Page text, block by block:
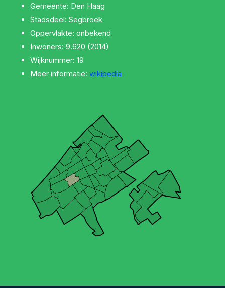
Gemeente: Den Haag
Stadsdeel: Segbroek
Oppervlakte: onbekend
Inwoners: 9.620 (2014)
Wijknummer: 19
Meer informatie: wikipedia